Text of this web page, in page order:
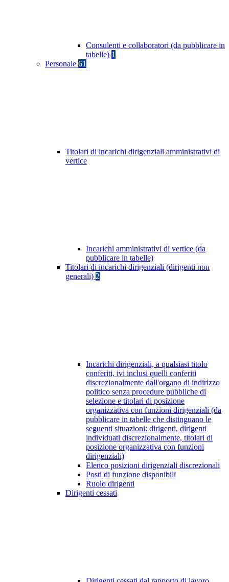
Consulenti e collaboratori (da pubblicare in
tabelle) 1
Personale 61
Titolari di incarichi dirigenziali amministrativi di
vertice
Incarichi amministrativi di vertice (da
pubblicare in tabelle)
Titolari di incarichi dirigenziali (dirigenti non
generali) 2
Incarichi dirigenziali, a qualsiasi titolo
conferiti, ivi inclusi quelli conferiti
discrezionalmente dall'organo di indirizzo
politico senza procedure pubbliche di
selezione e titolari di posizione
organizzativa con funzioni dirigenziali (da
pubblicare in tabelle che distinguano le
seguenti situazioni: dirigenti, dirigenti
individuati discrezionalmente, titolari di
posizione organizzativa con funzioni
dirigenziali)
Elenco posizioni dirigenziali discrezionali
Posti di funzione disponibili
Ruolo dirigenti
Dirigenti cessati